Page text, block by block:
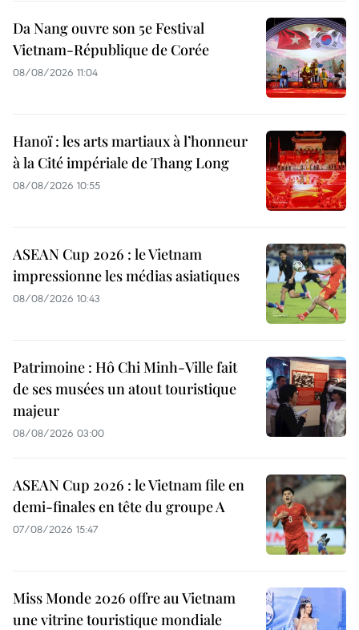
Da Nang ouvre son 5e Festival
Vietnam-République de Corée
08/08/2026 11:04
Hanoï : les arts martiaux à l’honneur
à la Cité impériale de Thang Long
08/08/2026 10:55
ASEAN Cup 2026 : le Vietnam
impressionne les médias asiatiques
08/08/2026 10:43
Patrimoine : Hô Chi Minh-Ville fait
de ses musées un atout touristique
majeur
08/08/2026 03:00
ASEAN Cup 2026 : le Vietnam file en
demi-finales en tête du groupe A
07/08/2026 15:47
Miss Monde 2026 offre au Vietnam
une vitrine touristique mondiale